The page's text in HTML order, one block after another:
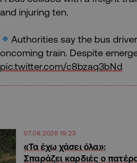
and injuring ten.
Authorities say the bus
oncoming train. Despite
pic.twitter.com/c8bzaq3bNd
07.08.2026 19:23
«Τα έχω χάσει όλα»:
Σπαράζει καρδιές ο